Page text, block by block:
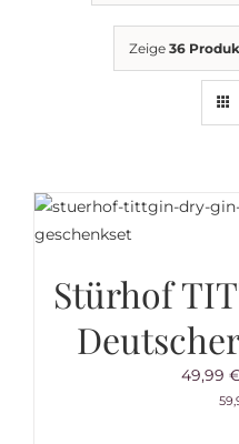
Getränkemarkt
Rezepte
Zeige 36
Stürhof
49,99